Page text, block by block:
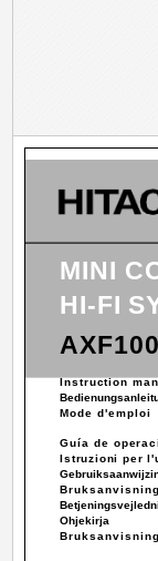
MINI
HI-FI
Instruction
Mode d'emploi
Guía de
Istruzioni per
Bruksanvisning
Ohjekirja
Bruksanvisning